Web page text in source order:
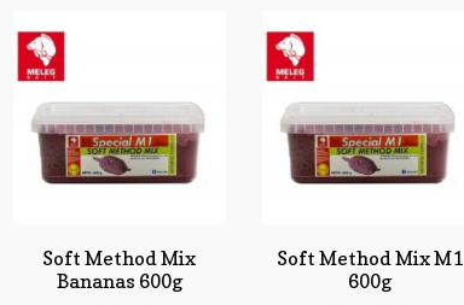
Soft Method Mix
Bananas 600g
Soft Method Mix M1
600g